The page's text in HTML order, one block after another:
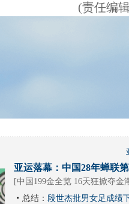
(责任编
亚运落幕：中国28年蝉联
[中国199金全览 16天狂掀夺金
总结： 段世杰批男女足成绩